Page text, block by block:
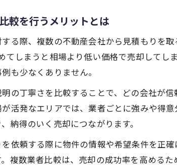
較を行うメリットとは
る際、複数の不動産会社から見積もりを
てしまうと相場より低い価格で売却して
も少なくありません。
の丁寧さを比較することで、どの会社が
活発なエリアでは、業者ごとに強みや得
納得のいく売却につながります。
依頼する際に物件の情報や希望条件を正
複数業者比較は、売却の成功率を高めるた